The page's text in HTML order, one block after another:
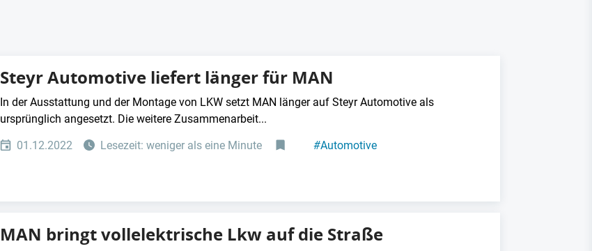
Steyr Automotive liefert länger für MAN
In der Ausstattung und der Montage von LKW setzt MAN länger auf Steyr Automotive als
ursprünglich angesetzt. Die weitere Zusammenarbeit...
01.12.2022
Lesezeit: weniger als eine Minute #Automotive
MAN bringt vollelektrische Lkw auf die Straße